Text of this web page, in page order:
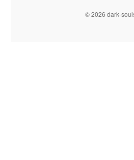
© 2026 dark-